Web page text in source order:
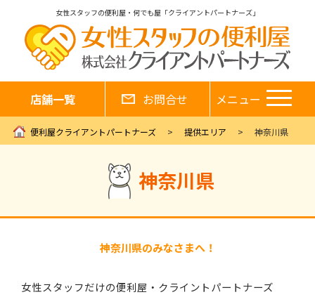
女性スタッフの便利屋・何でも屋「クライアントパートナーズ」
店舗一覧 お問合せ メニュー
便利屋クライアントパートナーズ 提供エリア 神奈川県
神奈川県
神奈川県のみなさまへ！
女性スタッフだけの便利屋・クライントパートナーズ